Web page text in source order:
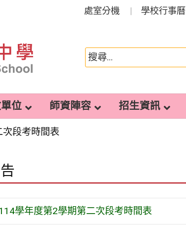
處室分機 學校行事曆
位 師資陣容 招生資訊
段考時間表
學年度第2學期第二次段考時間表